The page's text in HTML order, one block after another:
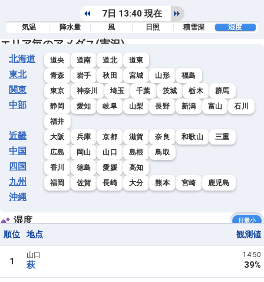
7日 13:40 現在
気温 降水量 風 日照 積雪深 湿度
エリア毎のアメダス(実況)
北海道 道央 道南 道北 道東
東北 青森 岩手 秋田 宮城 山形 福島
関東 東京 神奈川 埼玉 千葉 茨城 栃木 群馬
中部 静岡 愛知 岐阜 山梨 長野 新潟 富山
石川
福井
近畿 大阪 兵庫 京都 滋賀 奈良 和歌山 三重
中国 広島 岡山 山口 島根 鳥取
四国 香川 徳島 愛媛 高知
九州 福岡 佐賀 長崎 大分 熊本 宮崎 鹿児島
沖縄
湿度 日最小
順位 地点 観測値
1
山口
萩
14:50
39%